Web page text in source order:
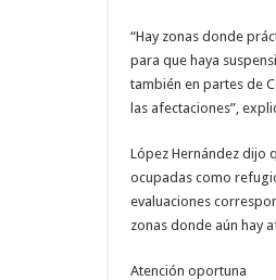
“Hay zonas donde
para que haya
también en partes de
las afectaciones”,
López Hernández dijo
ocupadas como
evaluaciones
zonas donde aún hay
Atención oportuna